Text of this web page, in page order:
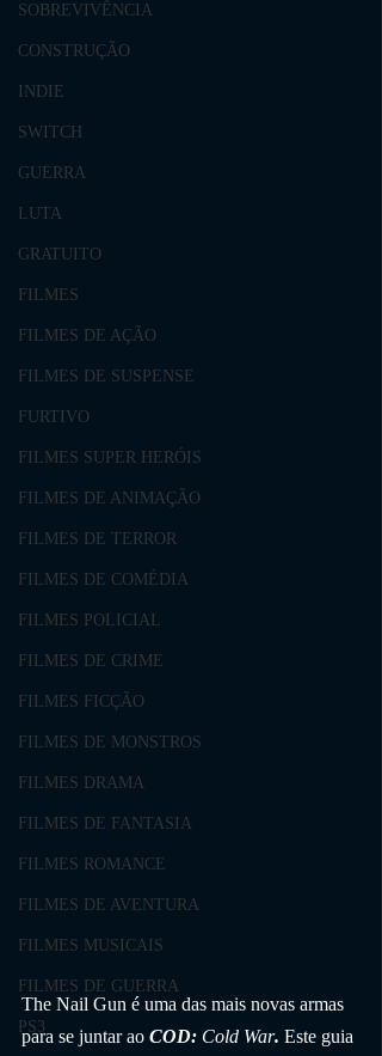
SOBREVIVÊNCIA
CONSTRUÇÃO
INDIE
SWITCH
GUERRA
LUTA
GRATUITO
FILMES
FILMES DE AÇÃO
FILMES DE SUSPENSE
FURTIVO
FILMES SUPER HERÓIS
FILMES DE ANIMAÇÃO
FILMES DE TERROR
FILMES DE COMÉDIA
FILMES POLICIAL
FILMES DE CRIME
FILMES FICÇÃO
FILMES DE MONSTROS
FILMES DRAMA
FILMES DE FANTASIA
FILMES ROMANCE
FILMES DE AVENTURA
FILMES MUSICAIS
FILMES DE GUERRA
PS3
The Nail Gun é uma das mais novas armas
para se juntar ao COD: Cold War. Este guia